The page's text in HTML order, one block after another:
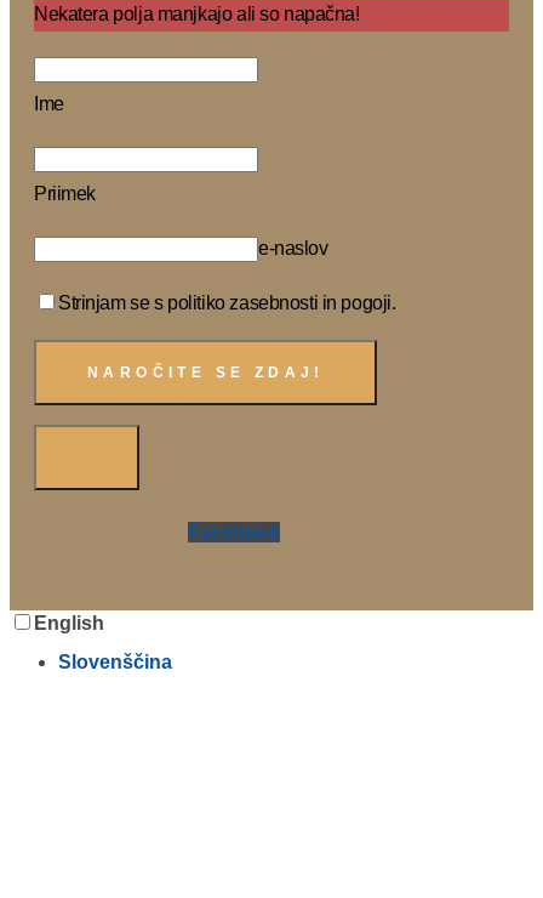
Nekatera polja manjkajo ali so napačna!
Ime
Priimek
e-naslov
Strinjam se s politiko zasebnosti in pogoji.
Facebook
English
Slovenščina